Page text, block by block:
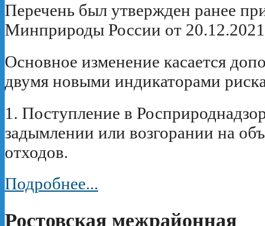
Перечень был утвержден ранее
Минприроды России от
Основное изменение касается
двумя новыми индикаторами
1. Поступление в
задымлении или возгорании на
отходов.
Подробнее...
Ростовская межрайонная